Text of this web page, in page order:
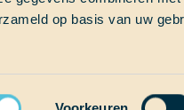
op basis van uw
vraag?
ons!
Check
Sea